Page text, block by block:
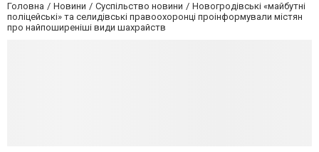
Головна Новини Суспільство новини
Новогродівські «майбутні
поліцейські» та селидівські правоохоронці проінформували містян
про найпоширеніші види шахрайств